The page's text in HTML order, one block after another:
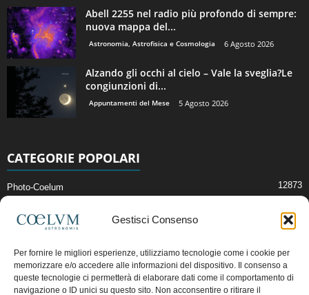
Gestisci Consenso
Per fornire le migliori esperienze, utilizziamo tecnologie come i cookie per
memorizzare e/o accedere alle informazioni del dispositivo. Il consenso a
queste tecnologie ci permetterà di elaborare dati come il comportamento di
navigazione o ID unici su questo sito. Non acconsentire o ritirare il
Abell 2255 nel radio più profondo di sempre:
nuova mappa del...
Astronomia, Astrofisica e Cosmologia 6 Agosto 2026
Alzando gli occhi al cielo – Vale la sveglia?Le
congiunzioni di...
Appuntamenti del Mese 5 Agosto 2026
CATEGORIE POPOLARI
Photo-Coelum 12873
News di Astronomia 2409
Cielo del Mese
Astronomia, Astrofisica e Cosmologia
Articoli e Risorse On-Line